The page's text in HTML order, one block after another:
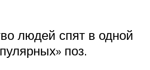
людей спят в одной
поз.